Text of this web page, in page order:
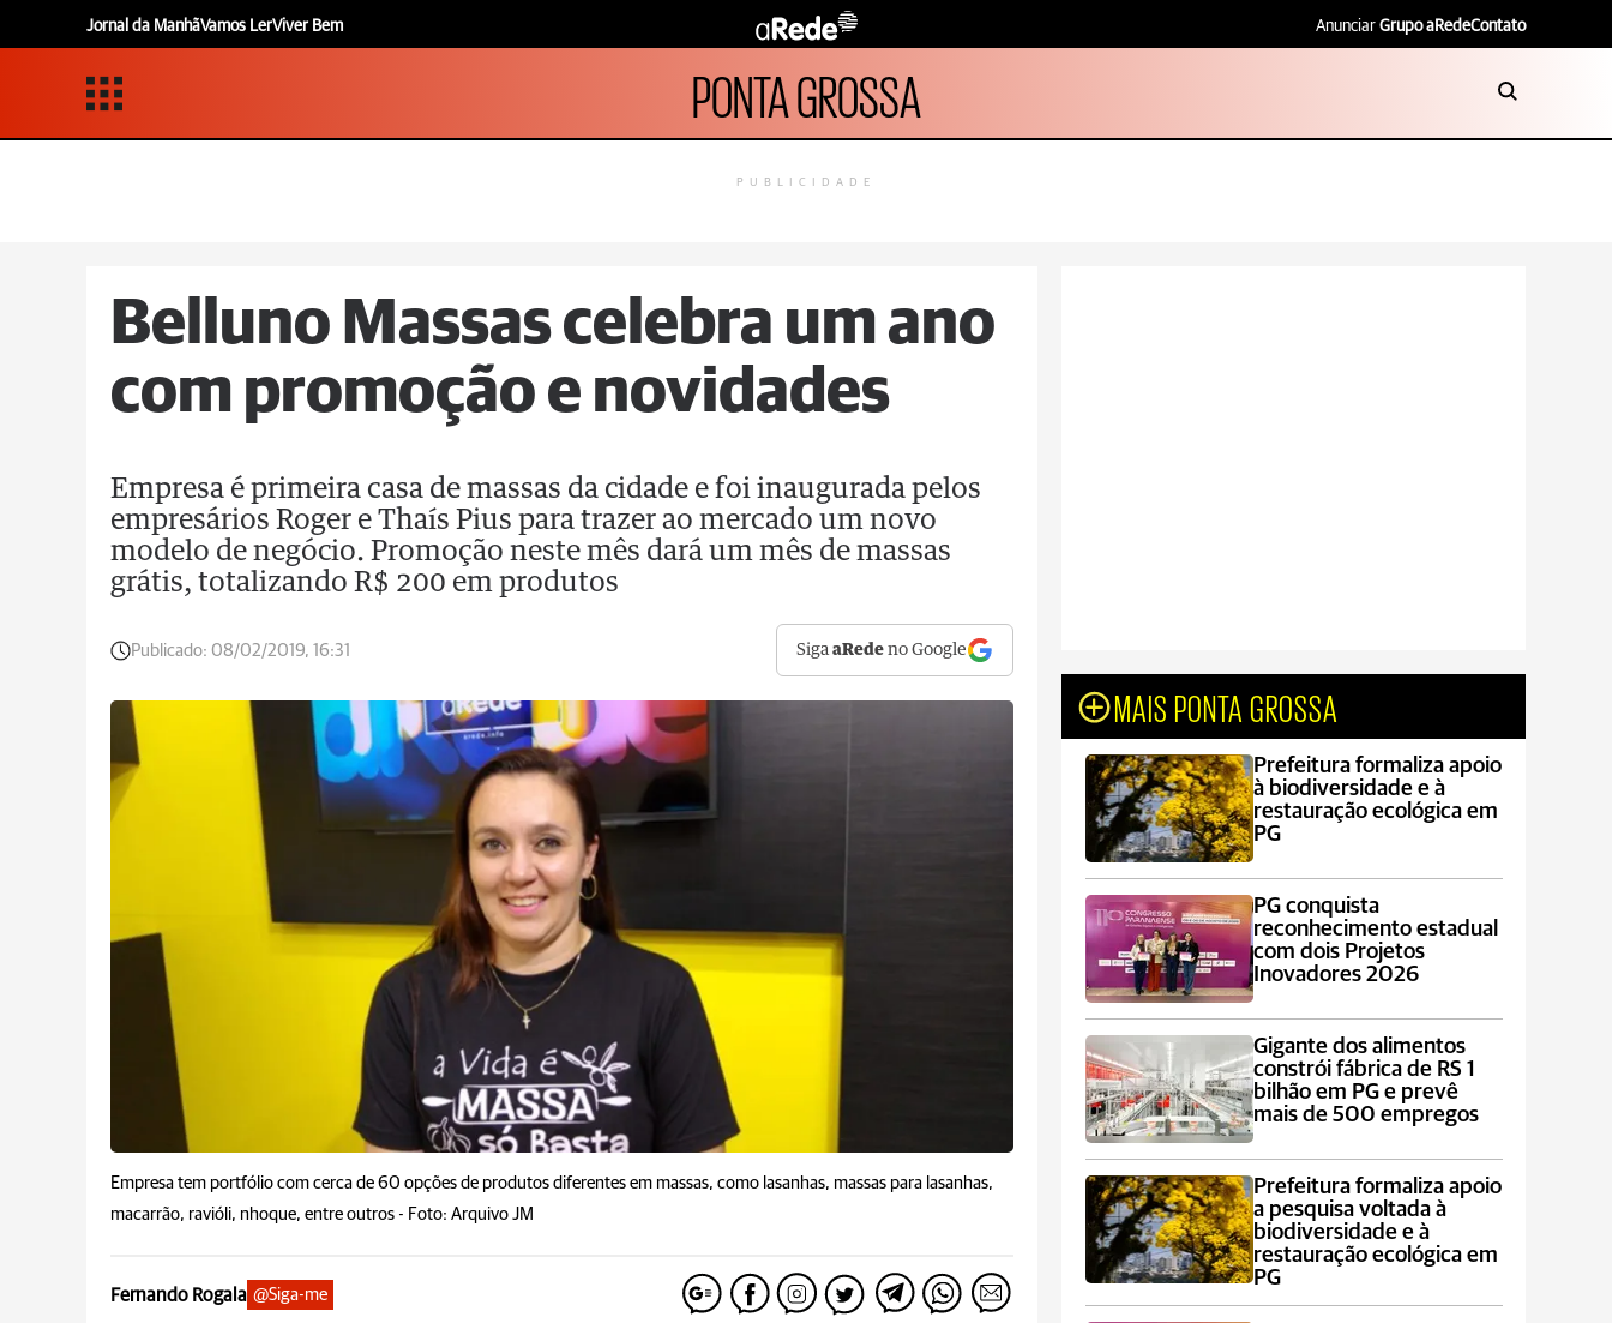
Jornal da ManhãVamos LerViver Bem Anunciar Grupo aRedeContato
PONTA GROSSA
PUBLICIDADE
Belluno Massas celebra um ano
com promoção e novidades
Empresa é primeira casa de massas da cidade e foi inaugurada pelos
empresários Roger e Thaís Pius para trazer ao mercado um novo
modelo de negócio. Promoção neste mês dará um mês de massas
grátis, totalizando R$ 200 em produtos
Publicado: 08/02/2019, 16:31 SigaaRede no Google
Empresa tem portfólio com cerca de 60 opções de produtos diferentes em massas, como lasanhas, massas para lasanhas,
macarrão, ravióli, nhoque, entre outros - Foto: Arquivo JM
Fernando Rogala @Siga-me
MAIS PONTA GROSSA
Prefeitura formaliza apoio
à biodiversidade e à
restauração ecológica em
PG
PG conquista
reconhecimento estadual
com dois Projetos
Inovadores 2026
Gigante dos alimentos
constrói fábrica de RS 1
bilhão em PG e prevê
mais de 500 empregos
Prefeitura formaliza apoio
a pesquisa voltada à
biodiversidade e à
restauração ecológica em
PG